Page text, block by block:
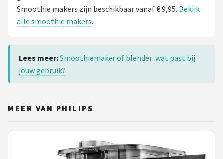
Smoothie makers zijn beschikbaar vanaf € 9,95. Bekijk
alle smoothie makers.
Lees meer:Smoothiemaker of blender: wat past bij
jouw gebruik?
MEER VAN PHILIPS